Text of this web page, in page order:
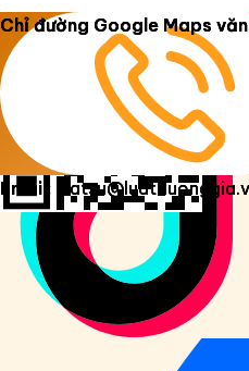
Copyright 2026 ©